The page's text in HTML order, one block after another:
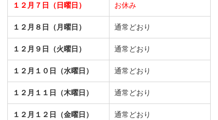
１２月７日（日曜日） お休み
１２月８日（月曜日） 通常どおり
１２月９日（火曜日） 通常どおり
１２月１０日（水曜日） 通常どおり
１２月１１日（木曜日） 通常どおり
１２月１２日（金曜日） 通常どおり